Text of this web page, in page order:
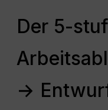
Der 5-
→